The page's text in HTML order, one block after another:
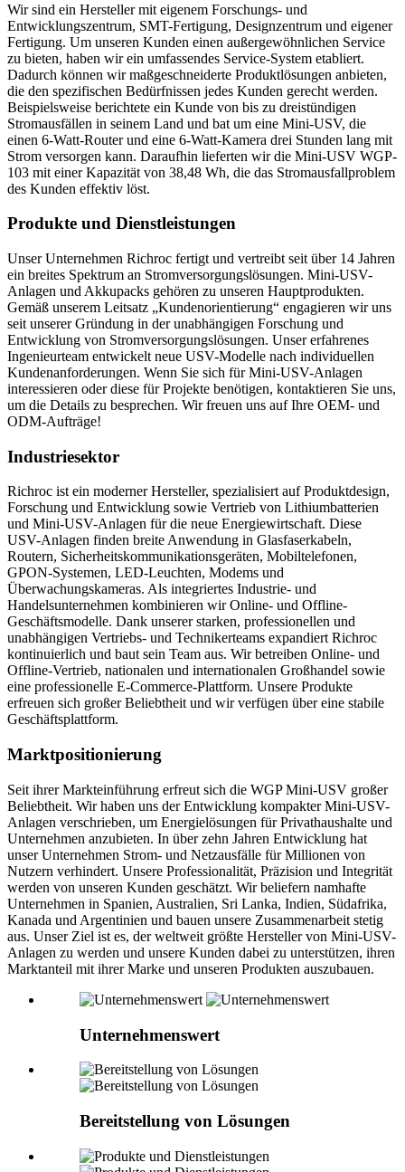
Wir sind ein Hersteller mit eigenem Forschungs- und
Entwicklungszentrum, SMT-Fertigung, Designzentrum und eigener
Fertigung. Um unseren Kunden einen außergewöhnlichen Service
zu bieten, haben wir ein umfassendes Service-System etabliert.
Dadurch können wir maßgeschneiderte Produktlösungen anbieten,
die den spezifischen Bedürfnissen jedes Kunden gerecht werden.
Beispielsweise berichtete ein Kunde von bis zu dreistündigen
Stromausfällen in seinem Land und bat um eine Mini-USV, die
einen 6-Watt-Router und eine 6-Watt-Kamera drei Stunden lang mit
Strom versorgen kann. Daraufhin lieferten wir die Mini-USV WGP-
103 mit einer Kapazität von 38,48 Wh, die das Stromausfallproblem
des Kunden effektiv löst.
Produkte und Dienstleistungen
Unser Unternehmen Richroc fertigt und vertreibt seit über 14 Jahren
ein breites Spektrum an Stromversorgungslösungen. Mini-USV-
Anlagen und Akkupacks gehören zu unseren Hauptprodukten.
Gemäß unserem Leitsatz „Kundenorientierung“ engagieren wir uns
seit unserer Gründung in der unabhängigen Forschung und
Entwicklung von Stromversorgungslösungen. Unser erfahrenes
Ingenieurteam entwickelt neue USV-Modelle nach individuellen
Kundenanforderungen. Wenn Sie sich für Mini-USV-Anlagen
interessieren oder diese für Projekte benötigen, kontaktieren Sie uns,
um die Details zu besprechen. Wir freuen uns auf Ihre OEM- und
ODM-Aufträge!
Industriesektor
Richroc ist ein moderner Hersteller, spezialisiert auf Produktdesign,
Forschung und Entwicklung sowie Vertrieb von Lithiumbatterien
und Mini-USV-Anlagen für die neue Energiewirtschaft. Diese
USV-Anlagen finden breite Anwendung in Glasfaserkabeln,
Routern, Sicherheitskommunikationsgeräten, Mobiltelefonen,
GPON-Systemen, LED-Leuchten, Modems und
Überwachungskameras. Als integriertes Industrie- und
Handelsunternehmen kombinieren wir Online- und Offline-
Geschäftsmodelle. Dank unserer starken, professionellen und
unabhängigen Vertriebs- und Technikerteams expandiert Richroc
kontinuierlich und baut sein Team aus. Wir betreiben Online- und
Offline-Vertrieb, nationalen und internationalen Großhandel sowie
eine professionelle E-Commerce-Plattform. Unsere Produkte
erfreuen sich großer Beliebtheit und wir verfügen über eine stabile
Geschäftsplattform.
Marktpositionierung
Seit ihrer Markteinführung erfreut sich die WGP Mini-USV großer
Beliebtheit. Wir haben uns der Entwicklung kompakter Mini-USV-
Anlagen verschrieben, um Energielösungen für Privathaushalte und
Unternehmen anzubieten. In über zehn Jahren Entwicklung hat
unser Unternehmen Strom- und Netzausfälle für Millionen von
Nutzern verhindert. Unsere Professionalität, Präzision und Integrität
werden von unseren Kunden geschätzt. Wir beliefern namhafte
Unternehmen in Spanien, Australien, Sri Lanka, Indien, Südafrika,
Kanada und Argentinien und bauen unsere Zusammenarbeit stetig
aus. Unser Ziel ist es, der weltweit größte Hersteller von Mini-USV-
Anlagen zu werden und unsere Kunden dabei zu unterstützen, ihren
Marktanteil mit ihrer Marke und unseren Produkten auszubauen.
Unternehmenswert
Bereitstellung von Lösungen